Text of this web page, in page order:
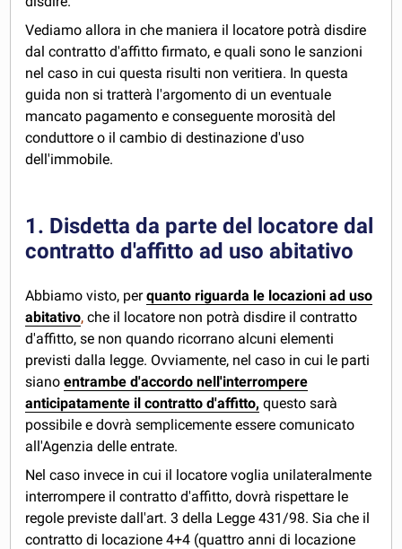
Vediamo allora in che maniera il locatore potrà disdire
dal contratto d'affitto firmato, e quali sono le sanzioni
nel caso in cui questa risulti non veritiera. In questa
guida non si tratterà l'argomento di un eventuale
mancato pagamento e conseguente morosità del
conduttore o il cambio di destinazione d'uso
dell'immobile.
1. Disdetta da parte del locatore dal
contratto d'affitto ad uso abitativo
Abbiamo visto, perquanto riguarda le locazioni ad uso
abitativo, che il locatore non potrà disdire il contratto
d'affitto, se non quando ricorrano alcuni elementi
previsti dalla legge. Ovviamente, nel caso in cui le parti
sianoentrambe d'accordo nell'interrompere
anticipatamente il contratto d'affitto, questo sarà
possibile e dovrà semplicemente essere comunicato
all'Agenzia delle entrate.
Nel caso invece in cui il locatore voglia unilateralmente
interrompere il contratto d'affitto, dovrà rispettare le
regole previste dall'art. 3 della Legge 431/98. Sia che il
contratto di locazione 4+4 (quattro anni di locazione